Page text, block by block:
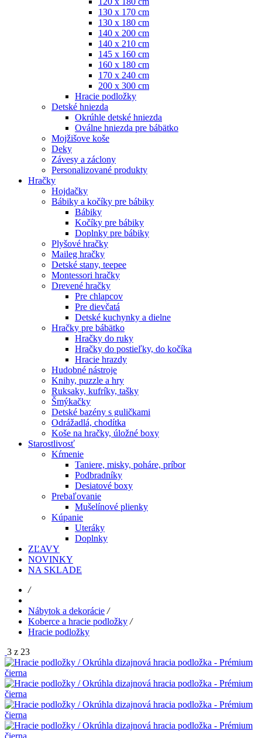
130 x 170 cm
130 x 180 cm
140 x 200 cm
140 x 210 cm
145 x 160 cm
160 x 180 cm
170 x 240 cm
200 x 300 cm
Hracie podložky
Detské hniezda
Okrúhle detské hniezda
Oválne hniezda pre bábätko
Mojžišove koše
Deky
Závesy a záclony
Personalizované produkty
Hračky
Hojdačky
Bábiky a kočíky pre bábiky
Bábiky
Kočíky pre bábiky
Doplnky pre bábiky
Plyšové hračky
Maileg hračky
Detské stany, teepee
Montessori hračky
Drevené hračky
Pre chlapcov
Pre dievčatá
Detské kuchynky a dielne
Hračky pre bábätko
Hračky do ruky
Hračky do postieľky, do kočíka
Hracie hrazdy
Hudobné nástroje
Knihy, puzzle a hry
Ruksaky, kufríky, tašky
Šmýkačky
Detské bazény s guličkami
Odrážadlá, chodítka
Koše na hračky, úložné boxy
Starostlivosť
Kŕmenie
Taniere, misky, poháre, príbor
Podbradníky
Desiatové boxy
Prebaľovanie
Mušelínové plienky
Kúpanie
Uteráky
Doplnky
ZĽAVY
NOVINKY
NA SKLADE
/
Nábytok a dekorácie /
Koberce a hracie podložky /
Hracie podložky
3 z 23